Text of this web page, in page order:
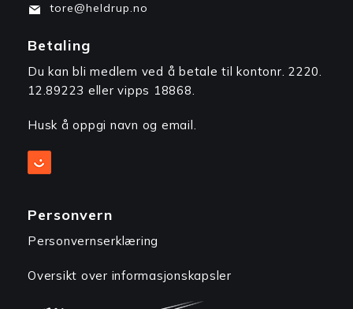
tore@heldrup.no
Betaling
Du kan bli medlem ved å betale til kontonr. 2220.
12.89223 eller vipps 18868.
Husk å oppgi navn og email.
Personvern
Personvernserklæring
Oversikt over informasjonskapsler